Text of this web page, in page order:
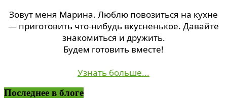
Зовут меня Марина. Люблю повозиться на кухне
— приготовить что-нибудь вкусненькое. Давайте
знакомиться и дружить.
Будем готовить вместе!
Узнать больше...
Последнее в блоге